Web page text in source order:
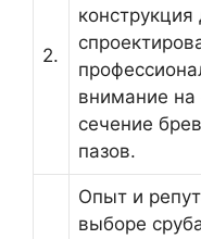
2.
внимание на
сечение
пазов.
Опыт и
выборе